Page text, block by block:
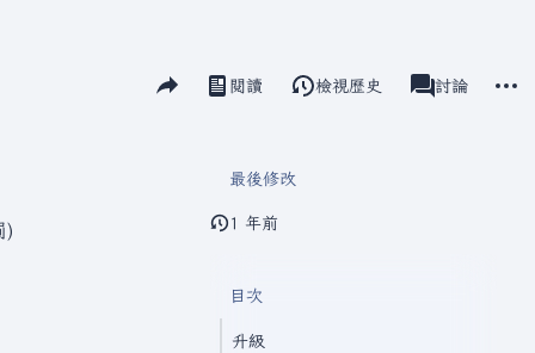
分享此頁面
視圖閱讀 檢視歷史 associated-
瓦爾海姆
討論
)
最後修改
1 年前
目次
升級